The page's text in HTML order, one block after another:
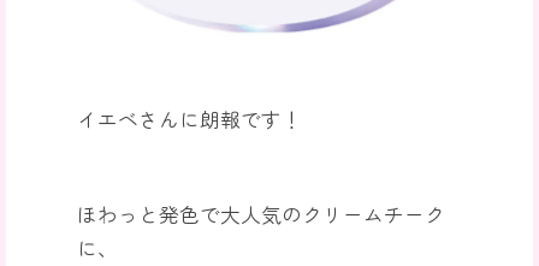
イエベさんに朗報です！
ほわっと発色で大人気のクリームチーク
に、